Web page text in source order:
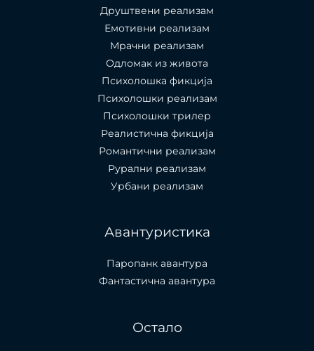
Друштвени реализам
Емотивни реализам
Мрачни реализам
Одломак из живота
Психолошкa фикција
Психолошки реализам
Психолошки трилер
Реалистична фикција
Романтични реализам
Рурални реализам
Урбани реализам
Авантуристика
Паропанк авантура
Фантастична авантура
Остало